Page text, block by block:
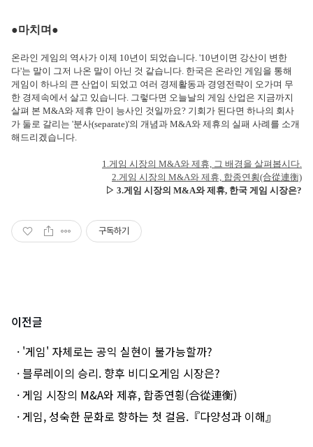
●마치며●
온라인 게임의 역사가 이제 10년이 되었습니다. '10년이면 강산이 변한
다'는 말이 그저 나온 말이 아닌 것 같습니다. 한국은 온라인 게임을 통해
게임이 하나의 큰 산업이 되었고 여러 경제활동과 경영전략이 오가며 무
한 경제속에서 살고 있습니다. 그렇다면 오늘날의 게임 산업은 지금까지
살펴 본 M&A와 제휴 만이 능사인 것일까요? 기회가 된다면 하나의 회사
가 둘로 갈리는 '분사(separate)'의 개념과 M&A와 제휴의 실패 사례를 소개
해드리겠습니다.
1.게임 시장의 M&A와 제휴, 그 배경을 살펴봅시다.
2. 게임 시장의 M&A와 제휴, 합종연횡(合從連衡)
▷ 3.게임 시장의 M&A와 제휴, 한국 게임 시장은?
구독하기
이전글
· '게임' 자체로는 공익 실현이 불가능할까?
· 블루레이의 승리. 향후 비디오게임 시장은?
· 게임 시장의 M&A와 제휴, 합종연횡(合從連衡)
· 게임, 성숙한 문화로 향하는 첫 걸음.『다양성과 이해』